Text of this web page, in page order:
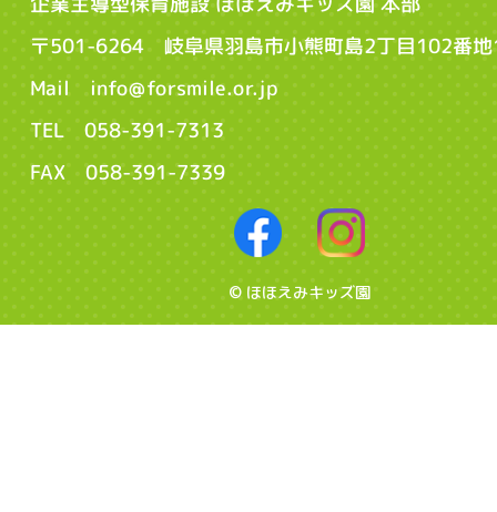
〒501-6264 岐阜県羽島市小熊町島2丁目102番
Mail info@forsmile.or.jp
TEL 058-391-7313
FAX 058-391-7339
© ほほえみキッズ園